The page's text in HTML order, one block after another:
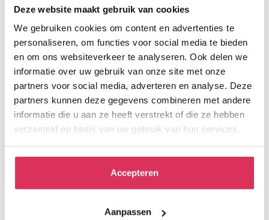
Deze website maakt gebruik van cookies
We gebruiken cookies om content en advertenties te
personaliseren, om functies voor social media te bieden
en om ons websiteverkeer te analyseren. Ook delen we
informatie over uw gebruik van onze site met onze
partners voor social media, adverteren en analyse. Deze
partners kunnen deze gegevens combineren met andere
informatie die u aan ze heeft verstrekt of die ze hebben
verzameld op basis van uw gebruik van hun services.
Accepteren
Aanpassen
Hospice Het Vliethuys wint VPTZ